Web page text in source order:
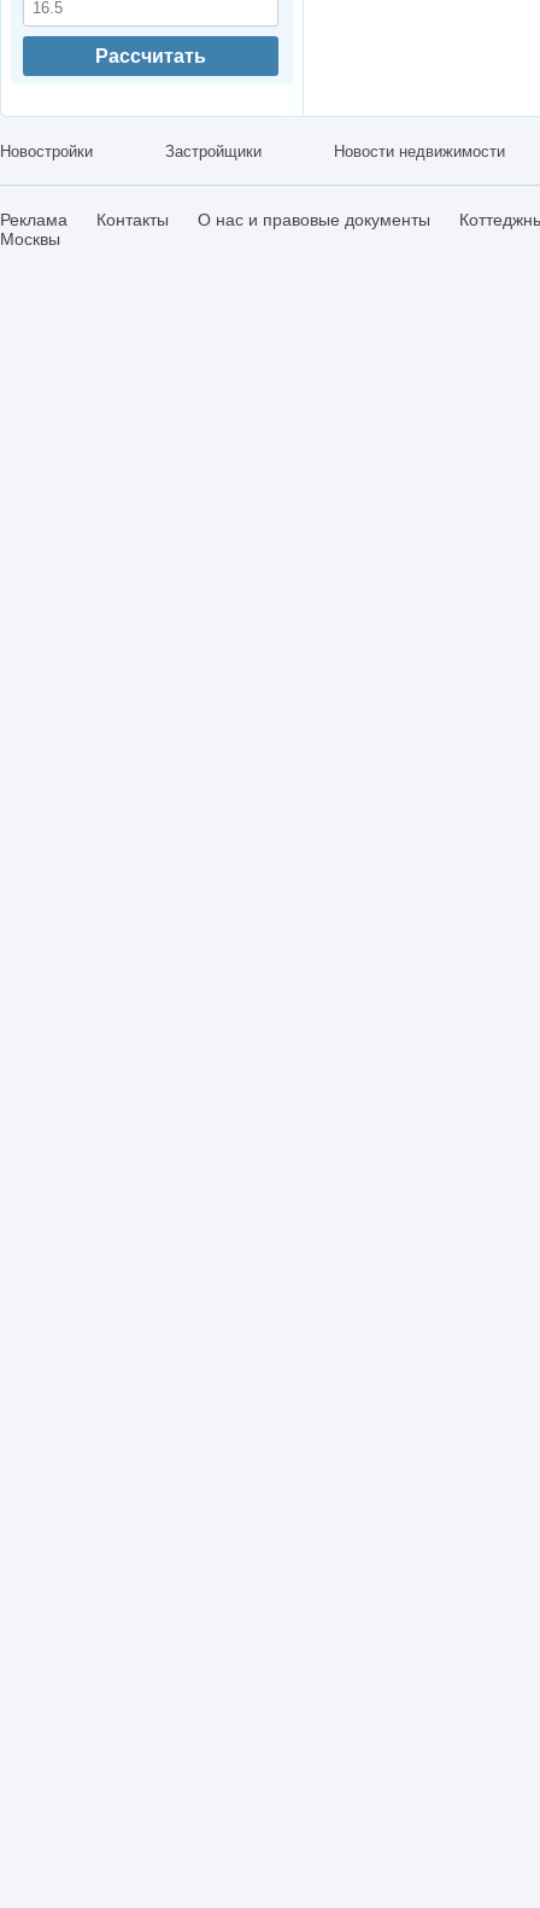
Рассчитать
Новостройки Застройщики Новости недвижимости
Реклама Контакты О нас и правовые документы
Москвы